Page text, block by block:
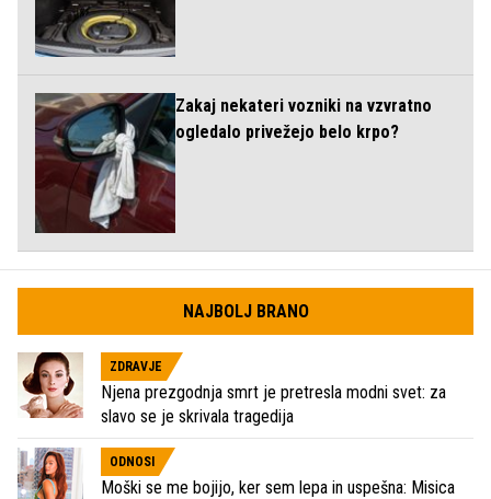
Zakaj nekateri vozniki na vzvratno
ogledalo privežejo belo krpo?
NAJBOLJ BRANO
ZDRAVJE
Njena prezgodnja smrt je pretresla modni svet: za
slavo se je skrivala tragedija
ODNOSI
Moški se me bojijo, ker sem lepa in uspešna: Misica